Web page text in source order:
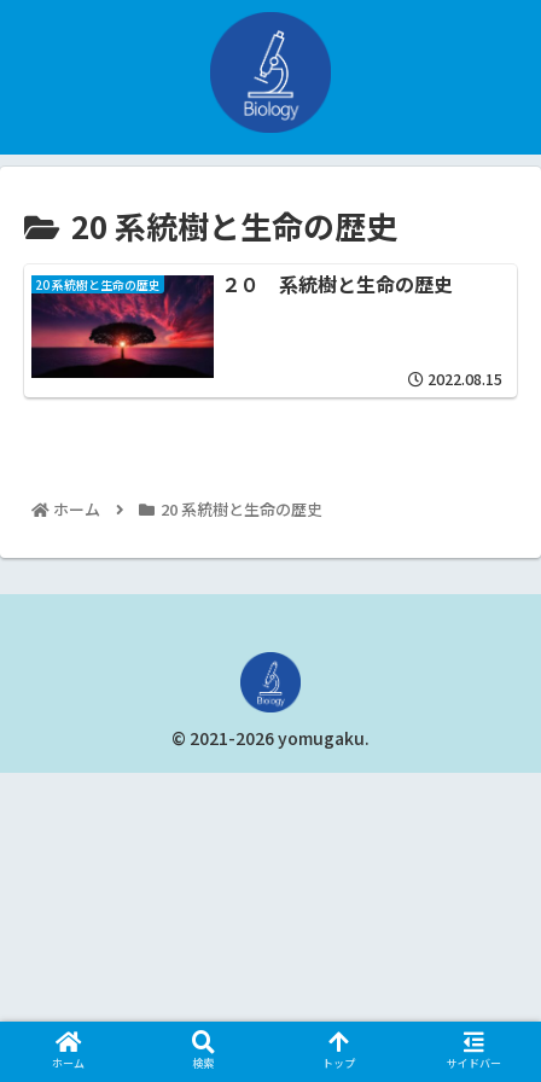
20 系統樹と生命の歴史
20 系統樹と生命の歴史 ２０ 系統樹と生命の歴史
2022.08.15
ホーム 20 系統樹と生命の歴史
© 2021-2026 yomugaku.
ホーム 検索 トップ サイドバー